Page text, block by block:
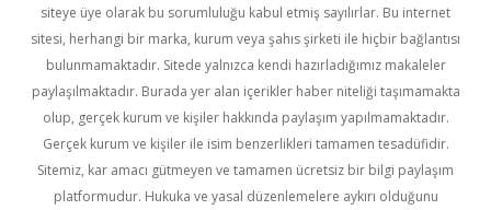
siteye üye olarak bu sorumluluğu kabul etmiş sayılırlar. Bu internet
sitesi, herhangi bir marka, kurum veya şahıs şirketi ile hiçbir bağlantısı
bulunmamaktadır. Sitede yalnızca kendi hazırladığımız makaleler
paylaşılmaktadır. Burada yer alan içerikler haber niteliği taşımamakta
olup, gerçek kurum ve kişiler hakkında paylaşım yapılmamaktadır.
Gerçek kurum ve kişiler ile isim benzerlikleri tamamen tesadüfidir.
Sitemiz, kar amacı gütmeyen ve tamamen ücretsiz bir bilgi paylaşım
platformudur. Hukuka ve yasal düzenlemelere aykırı olduğunu